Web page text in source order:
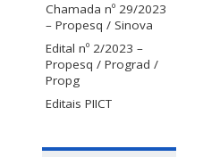
Chamada nº 29/2023
– Propesq / Sinova
Edital nº 2/2023 –
Propesq / Prograd /
Propg
Editais PIICT